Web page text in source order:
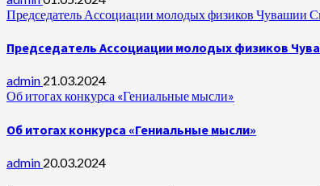
Председатель Ассоциации молодых физиков Чувашии
Председатель Ассоциации молодых физиков
admin 21.03.2024
Об итогах конкурса «Гениальные мысли»
Об итогах конкурса «Гениальные мысли»
admin 20.03.2024